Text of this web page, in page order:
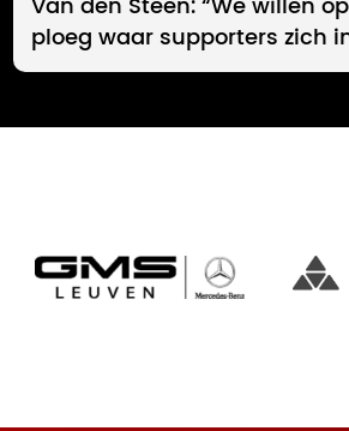
Van den Steen: “We willen
ploeg waar supporters zich